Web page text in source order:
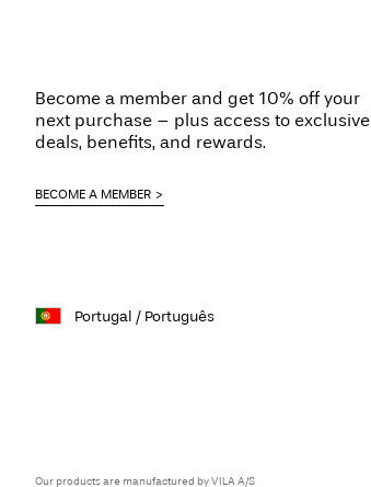
Become a member and get 10% off your
next purchase – plus access to exclusive
deals, benefits, and rewards.
BECOME A MEMBER
Portugal / Português
Our products are manufactured by VILA A/S